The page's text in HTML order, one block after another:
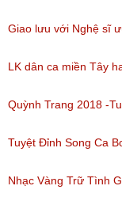
nghe: 193)
Giao lưu với Nghệ sĩ
Bolero
(Lượt nghe: 80)
LK dân ca miền Tây
miền tây hay nhất
(Lượt nghe: 184)
Quỳnh Trang 2018 -
Của Quỳnh Trang
(Lượt nghe: 155)
Tuyệt Đỉnh Song Ca
Bài Hát Song Ca
Nhạc Vàng Trữ Tình